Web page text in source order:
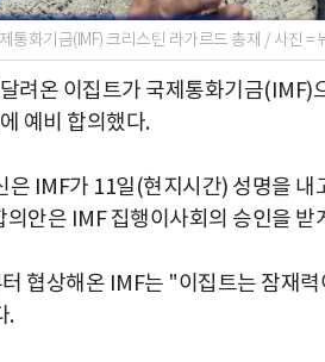
통화기금(IMF) 크리스틴 라가르드 총재 / 사진 =
려온 이집트가 국제통화기금
예비 합의했다.
은 IMF가 11일(현지시간) 성명을
의안은 IMF 집행이사회의 승인을
협상해온 IMF는 "이집트는 잠재
.